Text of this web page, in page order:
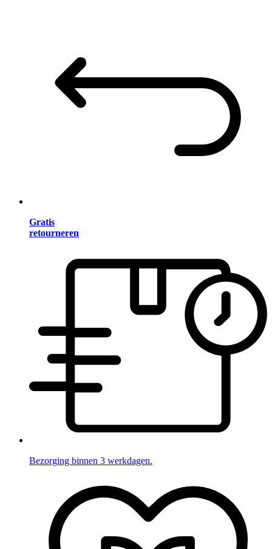
Gratis
retourneren
Bezorging binnen 3 werkdagen.